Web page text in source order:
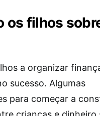
os filhos
a organizar
sucesso. Algumas
para começar a